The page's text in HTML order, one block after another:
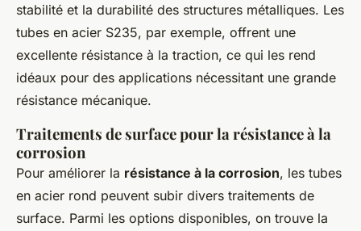
stabilité et la durabilité des structures métalliques. Les
tubes en acier S235, par exemple, offrent une
excellente résistance à la traction, ce qui les rend
idéaux pour des applications nécessitant une grande
résistance mécanique.
Traitements de surface pour la résistance à la
corrosion
Pour améliorer la résistance à la corrosion, les tubes
en acier rond peuvent subir divers traitements de
surface. Parmi les options disponibles, on trouve la